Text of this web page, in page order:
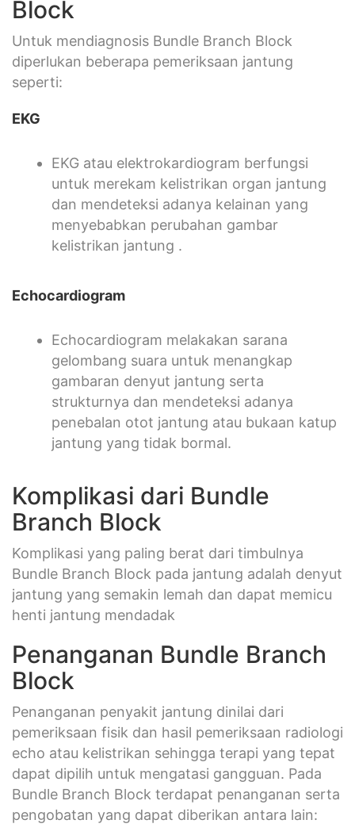
Block
Untuk mendiagnosis Bundle Branch Block
diperlukan beberapa pemeriksaan jantung
seperti:
EKG
EKG atau elektrokardiogram berfungsi
untuk merekam kelistrikan organ jantung
dan mendeteksi adanya kelainan yang
menyebabkan perubahan gambar
kelistrikan jantung .
Echocardiogram
Echocardiogram melakakan sarana
gelombang suara untuk menangkap
gambaran denyut jantung serta
strukturnya dan mendeteksi adanya
penebalan otot jantung atau bukaan katup
jantung yang tidak bormal.
Komplikasi dari Bundle
Branch Block
Komplikasi yang paling berat dari timbulnya
Bundle Branch Block pada jantung adalah denyut
jantung yang semakin lemah dan dapat memicu
henti jantung mendadak
Penanganan Bundle Branch
Block
Penanganan penyakit jantung dinilai dari
pemeriksaan fisik dan hasil pemeriksaan radiologi
echo atau kelistrikan sehingga terapi yang tepat
dapat dipilih untuk mengatasi gangguan. Pada
Bundle Branch Block terdapat penanganan serta
pengobatan yang dapat diberikan antara lain: